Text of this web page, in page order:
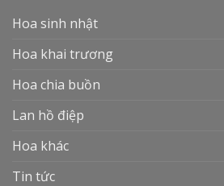
Hoa sinh nhật
Hoa khai trương
Hoa chia buồn
Lan hồ điệp
Hoa khác
Tin tức